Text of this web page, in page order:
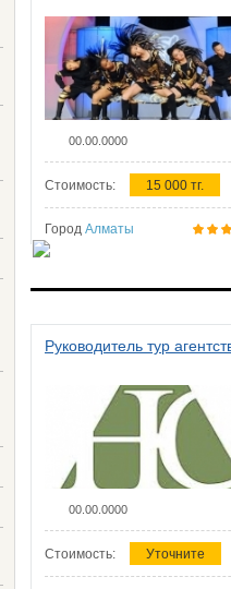
00.00.0000
Стоимость: 15 000 тг.
Город Алматы
Руководитель тур
00.00.0000
Стоимость: Уточните